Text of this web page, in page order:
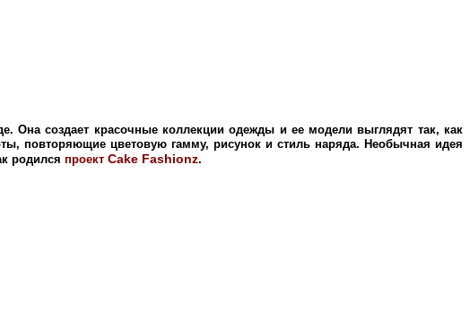
Она создает красочные коллекции одежды и ее модели выглядят так, как
повторяющие цветовую гамму, рисунок и стиль наряда. Необычная идея
родился проект Cake Fashionz.